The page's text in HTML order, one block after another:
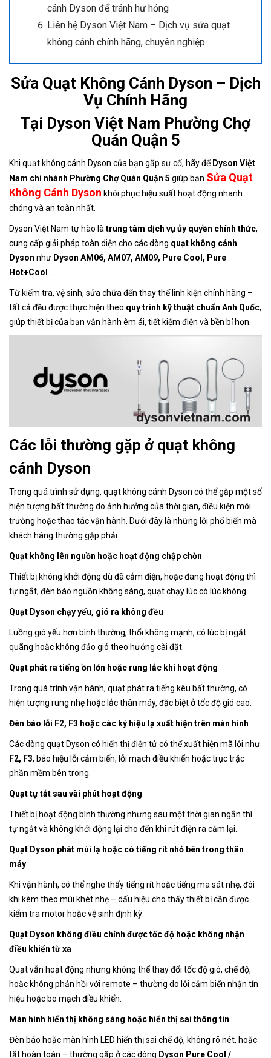
cánh Dyson để tránh hư hỏng
Liên hệ Dyson Việt Nam – Dịch vụ sửa quạt
không cánh chính hãng, chuyên nghiệp
Sửa Quạt Không Cánh Dyson – Dịch
Vụ Chính Hãng
Tại Dyson Việt Nam Phường Chợ
Quán Quận 5
Khi quạt không cánh Dyson của bạn gặp sự cố, hãy đểDyson Việt
Nam chi nhánh Phường Chợ Quán Quận 5 giúp bạn Sửa Quạt
Không Cánh Dyson khôi phục hiệu suất hoạt động nhanh
chóng và an toàn nhất.
Dyson Việt Nam tự hào là trung tâm dịch vụ ủy quyền chính thức,
cung cấp giải pháp toàn diện cho các dòng quạt không cánh
Dyson như Dyson AM06, AM07, AM09, Pure Cool, Pure
Hot+Cool
Từ kiểm tra, vệ sinh, sửa chữa đến thay thế linh kiện chính hãng –
tất cả đều được thực hiện theo quy trình kỹ thuật chuẩn Anh Quốc,
giúp thiết bị của bạn vận hành êm ái, tiết kiệm điện và bền bỉ hơn.
Các lỗi thường gặp ở quạt không
cánh Dyson
Trong quá trình sử dụng, quạt không cánh Dyson có thể gặp một số
hiện tượng bất thường do ảnh hưởng của thời gian, điều kiện môi
trường hoặc thao tác vận hành. Dưới đây là những lỗi phổ biến mà
khách hàng thường gặp phải:
Quạt không lên nguồn hoặc hoạt động chập chờn
Thiết bị không khởi động dù đã cắm điện, hoặc đang hoạt động thì
tự ngắt, đèn báo nguồn không sáng, quạt chạy lúc có lúc không.
Quạt Dyson chạy yếu, gió ra không đều
Luồng gió yếu hơn bình thường, thổi không mạnh, có lúc bị ngắt
quãng hoặc không đảo gió theo hướng cài đặt.
Quạt phát ra tiếng ồn lớn hoặc rung lắc khi hoạt động
Trong quá trình vận hành, quạt phát ra tiếng kêu bất thường, có
hiện tượng rung nhẹ hoặc lắc thân máy, đặc biệt ở tốc độ gió cao.
Đèn báo lỗi F2, F3 hoặc các ký hiệu lạ xuất hiện trên màn hình
Các dòng quạt Dyson có hiển thị điện tử có thể xuất hiện mã lỗi như
F2, F3, báo hiệu lỗi cảm biến, lỗi mạch điều khiển hoặc trục trặc
phần mềm bên trong.
Quạt tự tắt sau vài phút hoạt động
Thiết bị hoạt động bình thường nhưng sau một thời gian ngắn thì
tự ngắt và không khởi động lại cho đến khi rút điện ra cắm lại.
Quạt Dyson phát mùi lạ hoặc có tiếng rít nhỏ bên trong thân
máy
Khi vận hành, có thể nghe thấy tiếng rít hoặc tiếng ma sát nhẹ, đôi
khi kèm theo mùi khét nhẹ – dấu hiệu cho thấy thiết bị cần được
kiểm tra motor hoặc vệ sinh định kỳ.
Quạt Dyson không điều chỉnh được tốc độ hoặc không nhận
điều khiển từ xa
Quạt vẫn hoạt động nhưng không thể thay đổi tốc độ gió, chế độ,
hoặc không phản hồi với remote – thường do lỗi cảm biến nhận tín
hiệu hoặc bo mạch điều khiển.
Màn hình hiển thị không sáng hoặc hiển thị sai thông tin
Đèn báo hoặc màn hình LED hiển thị sai chế độ, không rõ nét, hoặc
tắt hoàn toàn – thường gặp ở các dòng Dyson Pure Cool /